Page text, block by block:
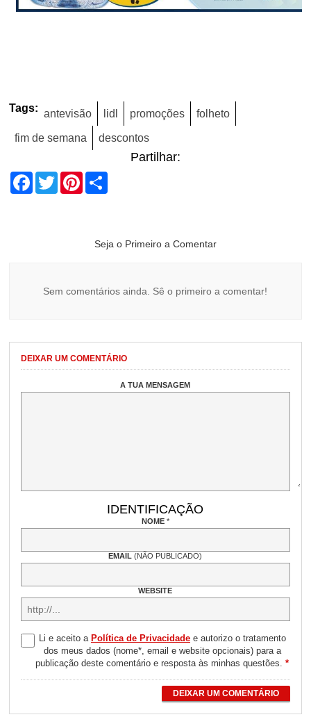
Tags: antevisão lidl promoções folheto
fim de semana descontos
Partilhar:
Facebook
TwitterPinterest
Seja o Primeiro a Comentar
Sem comentários ainda. Sê o primeiro a comentar!
DEIXAR UM COMENTÁRIO
A TUA MENSAGEM
IDENTIFICAÇÃO
NOME *
EMAIL(NÃO PUBLICADO)
WEBSITE
Li e aceito a Política de Privacidadee autorizo o tratamento
dos meus dados (nome*, email e website opcionais) para a
publicação deste comentário e resposta às minhas questões.*
DEIXAR UM COMENTÁRIO